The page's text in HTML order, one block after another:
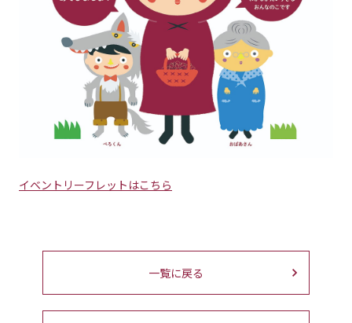
イベントリーフレットはこちら
一覧に戻る